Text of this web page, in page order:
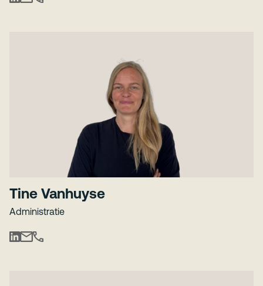
Tine Vanhuyse
Administratie